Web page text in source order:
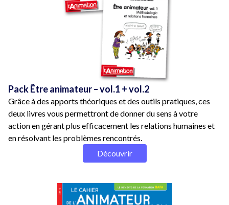
Pack Être animateur – vol.1 + vol.2
Grâce à des apports théoriques et des outils pratiques, ces
deux livres vous permettront de donner du sens à votre
action en gérant plus efficacement les relations humaines et
en résolvant les problèmes rencontrés.
Découvrir